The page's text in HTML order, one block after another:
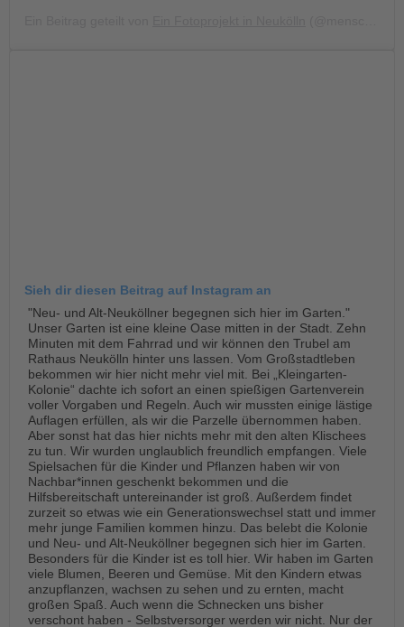
Sieh dir diesen Beitrag auf Instagram an
"Neu- und Alt-Neuköllner begegnen sich hier im Garten."
Unser Garten ist eine kleine Oase mitten in der Stadt. Zehn
Minuten mit dem Fahrrad und wir können den Trubel am
Rathaus Neukölln hinter uns lassen. Vom Großstadtleben
bekommen wir hier nicht mehr viel mit. Bei „Kleingarten-
Kolonie“ dachte ich sofort an einen spießigen Gartenverein
voller Vorgaben und Regeln. Auch wir mussten einige lästige
Auflagen erfüllen, als wir die Parzelle übernommen haben.
Aber sonst hat das hier nichts mehr mit den alten Klischees
zu tun. Wir wurden unglaublich freundlich empfangen. Viele
Spielsachen für die Kinder und Pflanzen haben wir von
Nachbar*innen geschenkt bekommen und die
Hilfsbereitschaft untereinander ist groß. Außerdem findet
zurzeit so etwas wie ein Generationswechsel statt und immer
mehr junge Familien kommen hinzu. Das belebt die Kolonie
und Neu- und Alt-Neuköllner begegnen sich hier im Garten.
Besonders für die Kinder ist es toll hier. Wir haben im Garten
viele Blumen, Beeren und Gemüse. Mit den Kindern etwas
anzupflanzen, wachsen zu sehen und zu ernten, macht
großen Spaß. Auch wenn die Schnecken uns bisher
verschont haben - Selbstversorger werden wir nicht. Nur der